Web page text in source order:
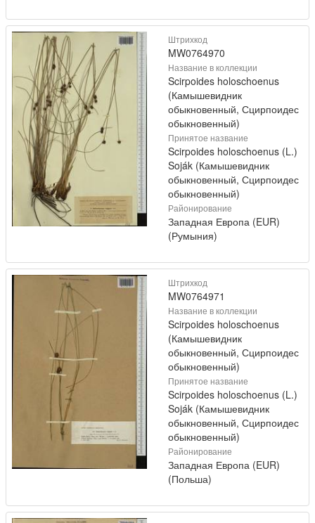
Штрихкод
MW0764970
Название в коллекции
Scirpoides holoschoenus
(Камышевидник
обыкновенный, Сцирпоидес
обыкновенный)
Принятое название
Scirpoides holoschoenus (L.)
Soják (Камышевидник
обыкновенный, Сцирпоидес
обыкновенный)
Районирование
Западная Европа (EUR)
(Румыния)
Штрихкод
MW0764971
Название в коллекции
Scirpoides holoschoenus
(Камышевидник
обыкновенный, Сцирпоидес
обыкновенный)
Принятое название
Scirpoides holoschoenus (L.)
Soják (Камышевидник
обыкновенный, Сцирпоидес
обыкновенный)
Районирование
Западная Европа (EUR)
(Польша)